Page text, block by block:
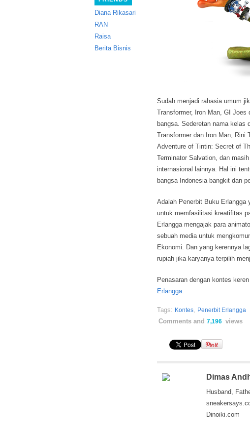
Diana Rikasari
RAN
Raisa
Berita Bisnis
Sudah menjadi rahasia umum
Transformer, Iron Man, GI Joes
bangsa. Sederetan nama kelas
Transformer dan Iron Man, Rini
Adventure of Tintin: Secret of
Terminator Salvation, dan
internasional lainnya. Hal ini
bangsa Indonesia bangkit dan
Adalah Penerbit Buku Erlangga
untuk memfasilitasi kreatifitas
Erlangga mengajak para
sebuah media untuk
Ekonomi. Dan yang kerennya
rupiah jika karyanya terpilih
Penasaran dengan kontes
Erlangga.
Tags: Kontes, Penerbit Erlangga
Comments and 7,196 views
Dimas
Husband,
Dinoiki.com